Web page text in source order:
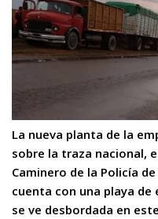
La nueva planta de la
sobre la traza nacional,
Caminero de la Policía
cuenta con una playa
se ve desbordada en